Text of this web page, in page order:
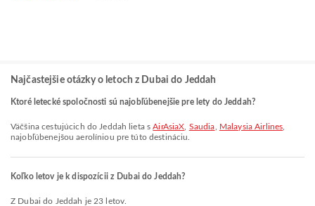
Najčastejšie otázky o letoch z Dubai do Jeddah
Ktoré letecké spoločnosti sú najobľúbenejšie pre lety do Jeddah?
Väčšina cestujúcich do Jeddah lieta sAirAsiaX Saudia Malaysia Airlines
najobľúbenejšou aerolíniou pre túto destináciu.
Koľko letov je k dispozícii z Dubai do Jeddah?
Z Dubai do Jeddah je 23 letov.